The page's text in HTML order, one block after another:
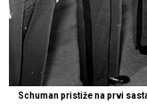
Schuman pristiže na prvi